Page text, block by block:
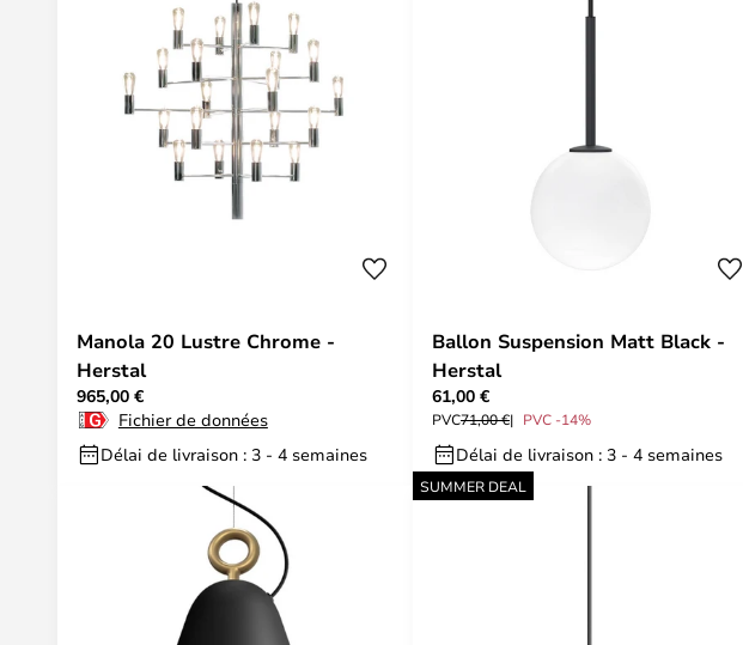
Manola 20 Lustre Chrome -
Herstal
965,00 €
Fichier de données
Délai de livraison : 3 - 4 semaines
Ballon Suspension Matt Black -
Herstal
61,00 €
PVC71,00 € PVC -14%
Délai de livraison : 3 - 4 semaines
SUMMER DEAL